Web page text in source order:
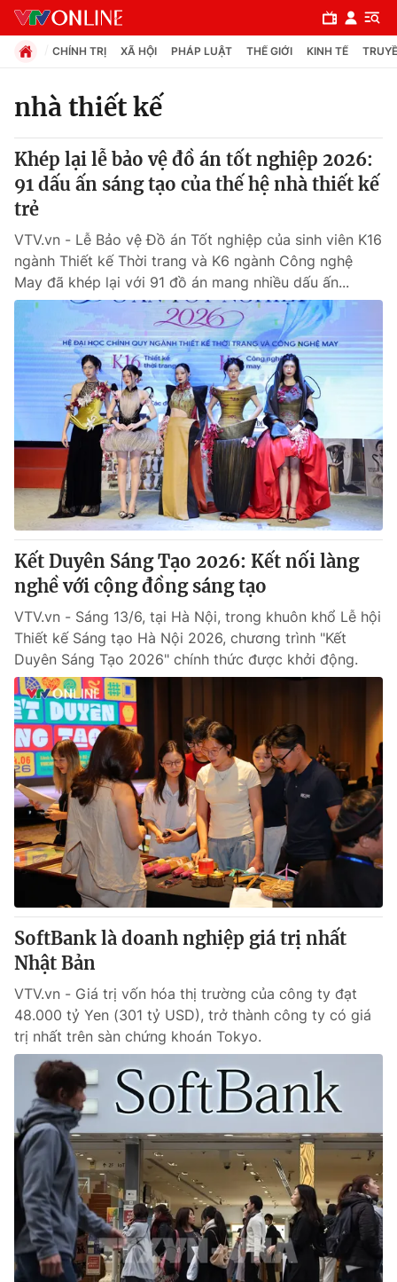
Chuyên mục
Chính trị
Pháp luật
Y tế
Thế giới
Thế giới đó đây
Câu chuyện quốc tế
Kinh tế
Tài chính
Thị trường
Góc doanh nghiệp
Dữ liệu và đời sống
Truyền hình
Phim VTV
Hậu trường
Nhân vật
Khán giả
Giải sao mai
Giải trí
Điện ảnh
Âm nhạc
Sao
Đời sống
Du lịch
Làm đẹp
Chất lượng cuộc sống
Giáo dục
Tuyển sinh
Học trực tuyến
Công nghệ
Hitech Công nghệ tương lai
Sản phẩm
Thị trường
Giao lưu trực tuyến
Lịch phát sóng
Chuyên mục khác
Emagazine Podcast
Photo Infographic
Video Shorts video
VTV Money VTV Thể thao
VTV Sức khoẻ Bất động sản
Thị trường 24h Tấm lòng Việt
VTV4 Vươn mình bằng AI
CHÍNH TRỊ XÃ HỘI PHÁP LUẬT THẾ GIỚI KINH TẾ
nhà thiết kế
Khép lại lễ bảo vệ đồ án tốt nghiệp 2026:
91 dấu ấn sáng tạo của thế hệ nhà thiết kế
trẻ
VTV.vn - Lễ Bảo vệ Đồ án Tốt nghiệp của sinh viên K16
ngành Thiết kế Thời trang và K6 ngành Công nghệ
May đã khép lại với 91 đồ án mang nhiều dấu ấn...
Kết Duyên Sáng Tạo 2026: Kết nối làng
nghề với cộng đồng sáng tạo
VTV.vn - Sáng 13/6, tại Hà Nội, trong khuôn khổ Lễ hội
Thiết kế Sáng tạo Hà Nội 2026, chương trình "Kết
Duyên Sáng Tạo 2026" chính thức được khởi động.
SoftBank là doanh nghiệp giá trị nhất
Nhật Bản
VTV.vn - Giá trị vốn hóa thị trường của công ty đạt
48.000 tỷ Yen (301 tỷ USD), trở thành công ty có giá
trị nhất trên sàn chứng khoán Tokyo.